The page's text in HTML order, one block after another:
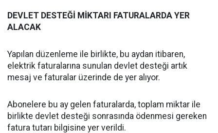
DEVLET DESTEĞİ MİKTARI FATURALARDA YER
ALACAK
Yapılan düzenleme ile birlikte, bu aydan itibaren,
elektrik faturalarına sunulan devlet desteği artık
mesaj ve faturalar üzerinde de yer alıyor.
Abonelere bu ay gelen faturalarda, toplam miktar ile
birlikte devlet desteği sonrasında ödenmesi gereken
fatura tutarı bilgisine yer verildi.